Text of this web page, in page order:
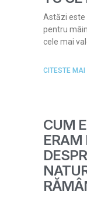
Astăzi este
pentru
cele mai
CITESTE MAI
CUM
ERAM